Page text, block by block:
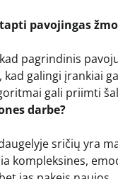
pavojingas
pagrindinis
galingi įrankiai
gali priimti
darbe?
sričių yra
kompleksines,